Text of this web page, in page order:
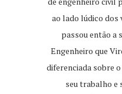
ao lado lúdico dos
passou então a
Engenheiro que
diferenciada sobre
seu trabalho e